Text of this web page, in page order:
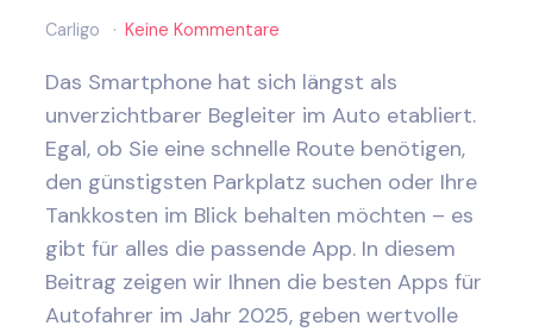
Carligo Keine Kommentare
Das Smartphone hat sich längst als
unverzichtbarer Begleiter im Auto etabliert.
Egal, ob Sie eine schnelle Route benötigen,
den günstigsten Parkplatz suchen oder Ihre
Tankkosten im Blick behalten möchten – es
gibt für alles die passende App. In diesem
Beitrag zeigen wir Ihnen die besten Apps für
Autofahrer im Jahr 2025, geben wertvolle